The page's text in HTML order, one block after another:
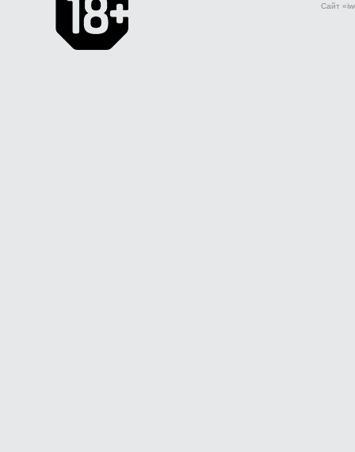
Сайт